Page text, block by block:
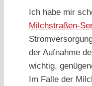
Ich habe mir
Milchstraßen-
der Aufnahme
wichtig,
Im Falle der